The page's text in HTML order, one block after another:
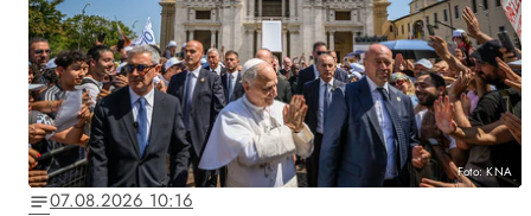
Foto: KNA
notes07.08.2026 10:16